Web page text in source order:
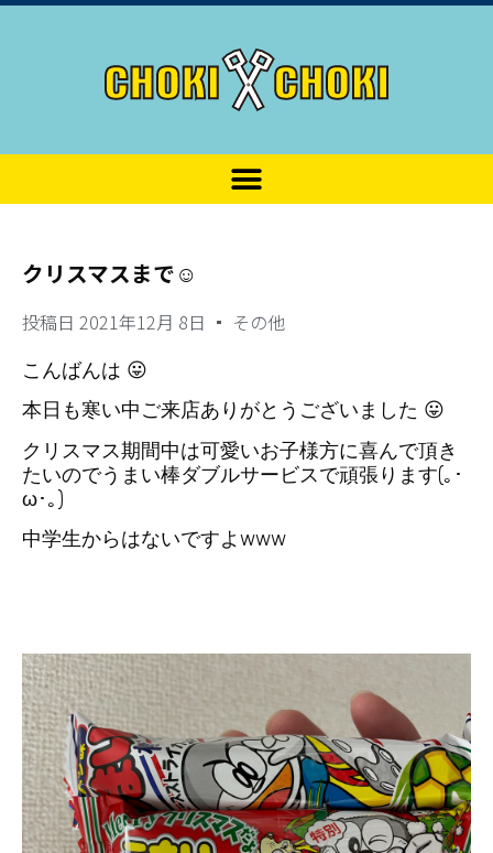
クリスマスまで☺
投稿日 2021年12月 8日 その他
こんばんは 😛
本日も寒い中ご来店ありがとうございました 😛
クリスマス期間中は可愛いお子様方に喜んで頂き
たいのでうまい棒ダブルサービスで頑張ります(｡･
ω･｡)
中学生からはないですよwww